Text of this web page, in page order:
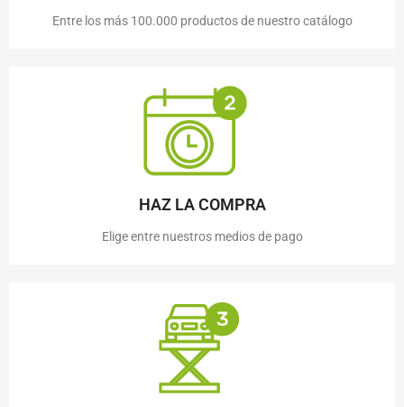
Entre los más 100.000 productos de nuestro catálogo
HAZ LA COMPRA
Elige entre nuestros medios de pago